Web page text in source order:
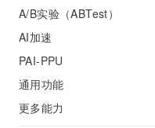
A/B实验（ABTest）
AI加速
PAI-PPU
通用功能
更多能力